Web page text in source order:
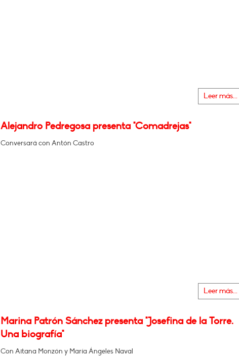
Leer más...
Alejandro Pedregosa presenta "Comadrejas"
Conversará con Antón Castro
Leer más...
Marina Patrón Sánchez presenta "Josefina de la Torre.
Una biografía"
Con Aitana Monzón y María Ángeles Naval